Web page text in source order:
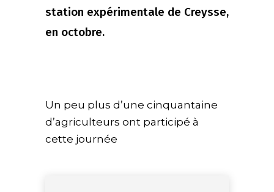
station expérimentale de Creysse,
en octobre.
Un peu plus d’une cinquantaine
d’agriculteurs ont participé à
cette journée